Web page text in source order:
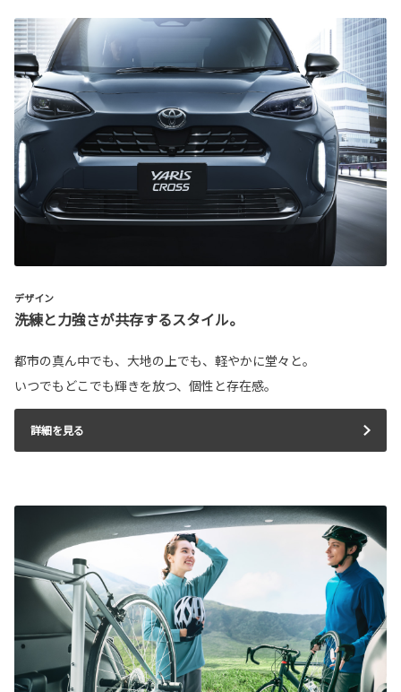
デザイン
洗練と力強さが共存するスタイル。
都市の真ん中でも、大地の上でも、軽やかに堂々と。
いつでもどこでも輝きを放つ、個性と存在感。
詳細を見る